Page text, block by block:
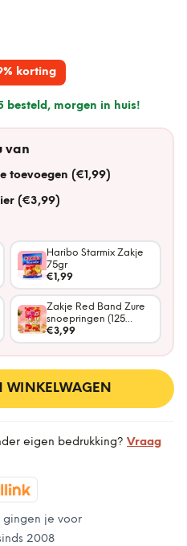
korting
besteld, morgen in huis!
van
toevoegen (€1,99)
(€3,99)
Haribo Starmix Zakje
75gr
€1,99
Zakje Red Band Zure
snoepringen (125
gram)
€3,99
WINKELWAGEN
eigen bedrukking? Vraag
gingen je voor
2008